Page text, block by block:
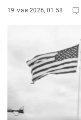
19 мая 2026, 01:58